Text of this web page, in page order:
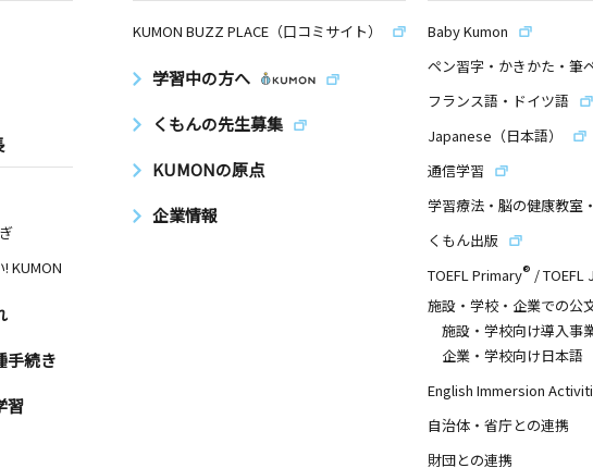
KUMON
手続き
習
KUMON BUZZ PLACE（口コミサイト）
学習中の方へ
くもんの先生募集
KUMONの原点
企業情報
Baby Kumon
ペン習字・かきかた・筆
フランス語・ドイツ語
Japanese（日本語）
通信学習
学習療法・脳の健康教室
くもん出版
TOEFL Primary® /TOEFL
施設・学校・企業での公
施設・学校向け導入事
企業・学校向け日本語
English Immersion
自治体・省庁との連携
財団との連携